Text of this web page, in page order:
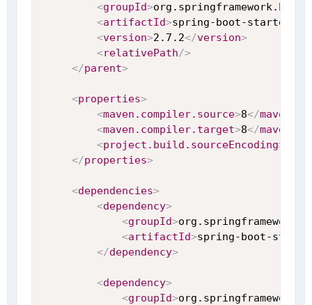
<groupId>org.springframework.boot
<artifactId>spring-boot-starter-
<version>2.7.2</version>
<relativePath/>
</parent>
<properties>
<maven.compiler.source>8</
<maven.compiler.target>8</
<project.build.sourceEncoding>
</properties>
<dependencies>
<dependency>
<groupId>
<artifactId>spring-boot-
</dependency>
<dependency>
<groupId>